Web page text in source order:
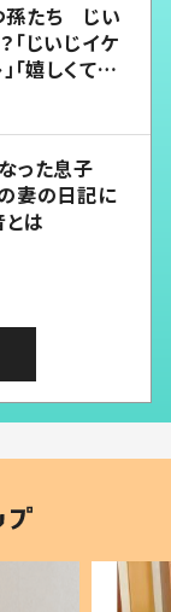
孫たち じい
「じいじイケ
「嬉しくて可
った息子
妻の日記に
は